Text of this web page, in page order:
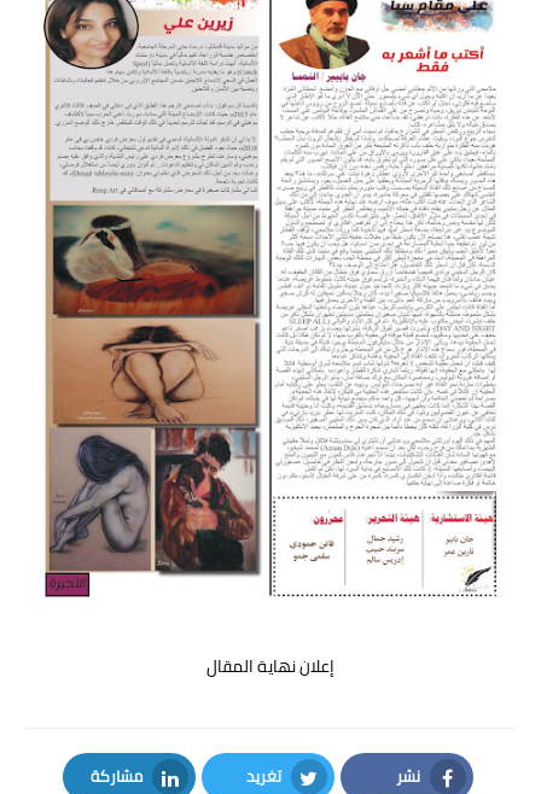
إعلان نهاية المقال
نشر تغريد مشاركة